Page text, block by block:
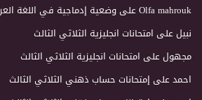
Olfa mahroukعلى وضعية إدماجية في اللغة
نبيلعلى امتحانات انجليزية الثلاثي الثالث
مجهولعلى امتحانات انجليزية الثلاثي الثالث
احمدعلى إمتحانات حساب ذهني الثلاثي الثالث